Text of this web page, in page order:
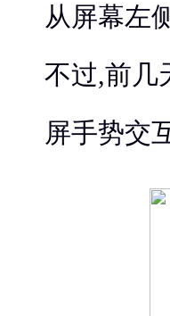
从屏幕左
不过,前几
屏手势交